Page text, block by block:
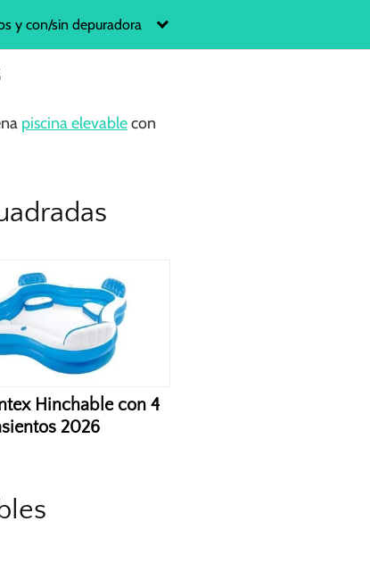
y con/sin depuradora
piscina elevablecon
Hinchable con 4
2026